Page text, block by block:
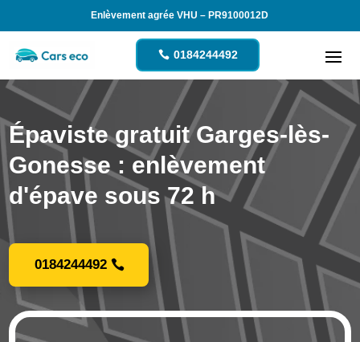
Enlèvement agrée VHU – PR9100012D
0184244492
Épaviste gratuit Garges-lès-
Gonesse : enlèvement
d'épave sous 72 h
0184244492